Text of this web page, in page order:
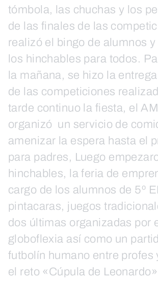
tómbola, las chuchas y los
de las finales de las
realizó el bingo de alumnos
los hinchables para todos.
la mañana, se hizo la
de las competiciones
tarde continuo la fiesta, el
organizó un servicio de
amenizar la espera hasta el
para padres, Luego
hinchables, la feria de
cargo de los alumnos de 5º
pintacaras, juegos
dos últimas organizadas por
globoflexia así como un
futbolín humano entre profes
el reto «Cúpula de